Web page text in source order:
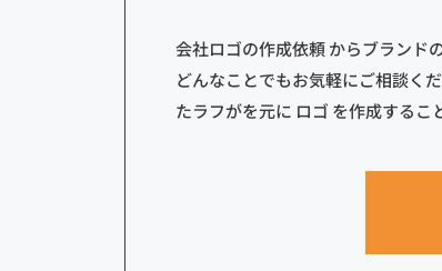
会社ロゴの作成依頼 からブランド
どんなことでもお気軽にご相談く
たラフがを元に ロゴ を作成するこ